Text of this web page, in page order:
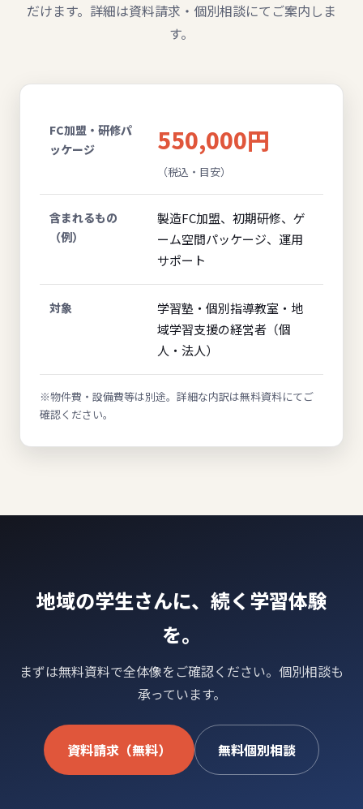
だけます。詳細は資料請求・個別相談にてご案内しま
す。
FC加盟・研修パ
ッケージ
550,000円
（税込・目安）
含まれるもの
（例）
製造FC加盟、初期研修、ゲ
ーム空間パッケージ、運用
サポート
対象
学習塾・個別指導教室・地
域学習支援の経営者（個
人・法人）
※物件費・設備費等は別途。詳細な内訳は無料資料にてご
確認ください。
地域の学生さんに、続く学習体験
を。
まずは無料資料で全体像をご確認ください。個別相談も
承っています。
資料請求（無料） 無料個別相談